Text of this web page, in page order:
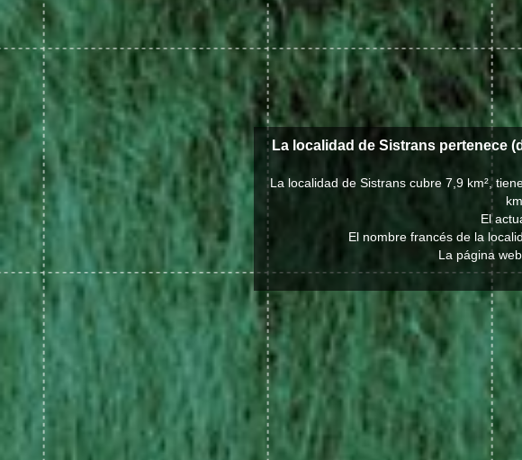
La localidad de Sistrans pertenece
La localidad de Sistrans cubre 7,9 km²,
El
El nombre francés de la
La página